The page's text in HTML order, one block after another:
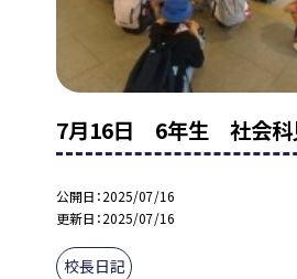
7月16日 6年生 社会科
公開日 2025/07/16
更新日 2025/07/16
校長日記